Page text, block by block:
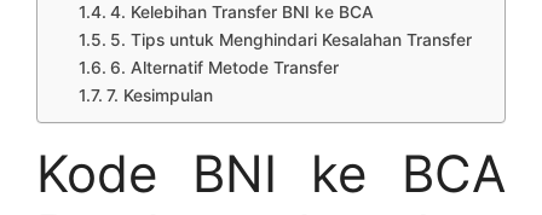
4. Kelebihan Transfer BNI ke BCA
5. Tips untuk Menghindari Kesalahan Transfer
6. Alternatif Metode Transfer
7. Kesimpulan
Kode BNI ke BCA